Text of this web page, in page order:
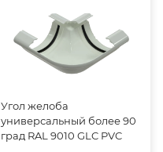
Угол желоба
универсальный более 90
град RAL 9010 GLC PVC